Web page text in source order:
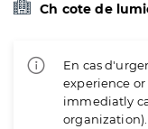
Ch cote de
En cas
experience
immediatly
organization).